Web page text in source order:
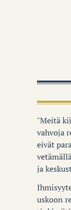
"Meitä
vahvoja
eivät
ja
uskoon